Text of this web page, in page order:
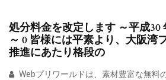
処分料金を改定します ～平成30
～ 0 皆様には平素より、大阪湾
推進にあたり格段の
Webプリワールドは、素材豊富な無料